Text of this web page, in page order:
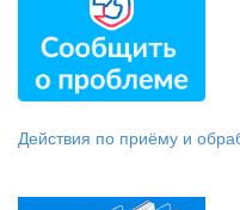
Действия по приёму и